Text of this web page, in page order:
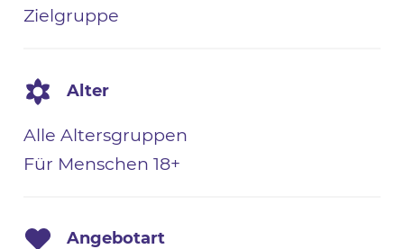
Zielgruppe
Alter
Alle Altersgruppen
Für Menschen 18+
Angebotart